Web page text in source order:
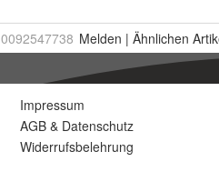
0092547738 Melden | Ähnlichen
Impressum
AGB & Datenschutz
Widerrufsbelehrung